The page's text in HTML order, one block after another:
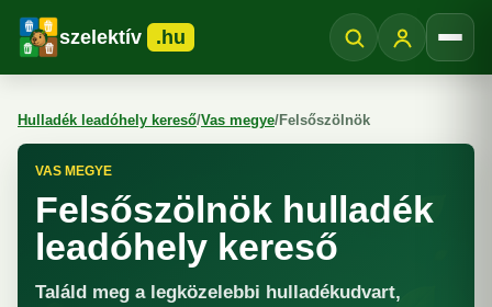
szelektív .hu
Hulladék leadóhely kereső/Vas megye/Felsőszölnök
VAS MEGYE
Felsőszölnök hulladék
leadóhely kereső
Találd meg a legközelebbi hulladékudvart,